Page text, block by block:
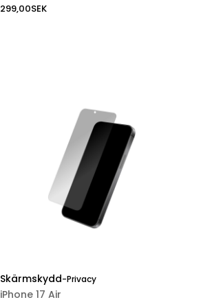
299,00SEK
Skärmskydd-Privacy
iPhone 17 Air